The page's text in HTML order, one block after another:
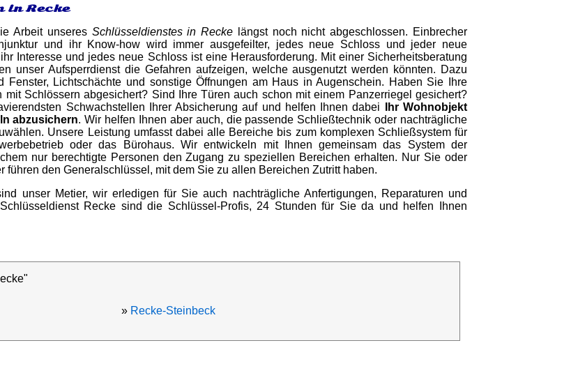
in Recke
Arbeit unseres Schlüsseldienstes in Recke längst noch nicht abgeschlossen. Einbrecher
und ihr Know-how wird immer ausgefeilter, jedes neue Schloss und jeder neue
Interesse und jedes neue Schloss ist eine Herausforderung. Mit einer Sicherheitsberatung
unser Aufsperrdienst die Gefahren aufzeigen, welche ausgenutzt werden könnten. Dazu
Fenster, Lichtschächte und sonstige Öffnungen am Haus in Augenschein. Haben Sie Ihre
mit Schlössern abgesichert? Sind Ihre Türen auch schon mit einem Panzerriegel gesichert?
Schwachstellen Ihrer Absicherung auf und helfen Ihnen dabei
Ihr Wohnobjekt
abzusichern. Wir helfen Ihnen aber auch, die passende Schließtechnik oder nachträgliche
Unsere Leistung umfasst dabei alle Bereiche bis zum komplexen Schließsystem für
oder das Bürohaus. Wir entwickeln mit Ihnen gemeinsam das System der
nur berechtigte Personen den Zugang zu speziellen Bereichen erhalten. Nur Sie oder
führen den Generalschlüssel, mit dem Sie zu allen Bereichen Zutritt haben.
unser Metier, wir erledigen für Sie auch nachträgliche Anfertigungen, Reparaturen und
Recke sind die Schlüssel-Profis, 24 Stunden für Sie da und helfen Ihnen
» Recke-Steinbeck